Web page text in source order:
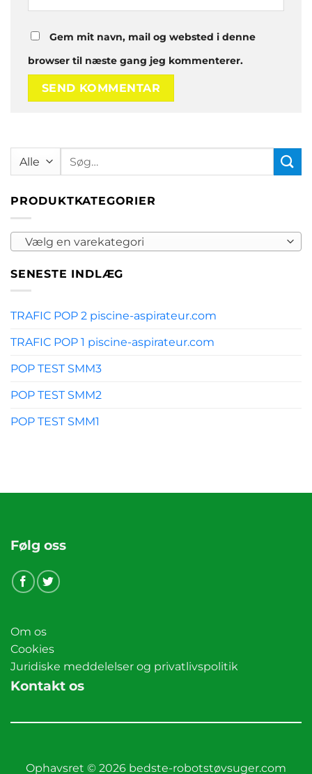
Gem mit navn, mail og websted i denne
browser til næste gang jeg kommenterer.
Søg
efter:
PRODUKTKATEGORIER
Vælg en varekategori
SENESTE INDLÆG
TRAFIC POP 2 piscine-aspirateur.com
TRAFIC POP 1 piscine-aspirateur.com
POP TEST SMM3
POP TEST SMM2
POP TEST SMM1
Følg oss
Om os
Cookies
Juridiske meddelelser og privatlivspolitik
Kontakt os
Ophavsret © 2026 bedste-robotstøvsuger.com